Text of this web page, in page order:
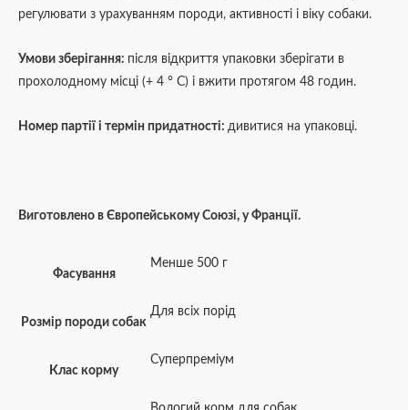
регулювати з урахуванням породи, активності і віку собаки.
Умови зберігання: після відкриття упаковки зберігати в
прохолодному місці (+ 4 ° C) і вжити протягом 48 годин.
Номер партії і термін придатності: дивитися на упаковці.
Виготовлено в Європейському Союзі, у Франції.
Фасування
Менше 500 г
Розмір породи собак
Для всіх порід
Клас корму
Суперпреміум